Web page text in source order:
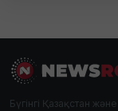
Бүгінгі Қазақстан